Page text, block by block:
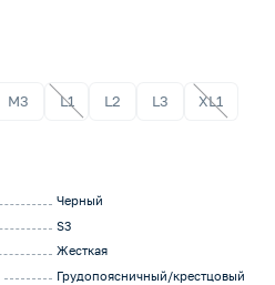
M3 L1 L2 L3 XL1
Черный
S3
Жесткая
Грудопоясничный/крестцовый